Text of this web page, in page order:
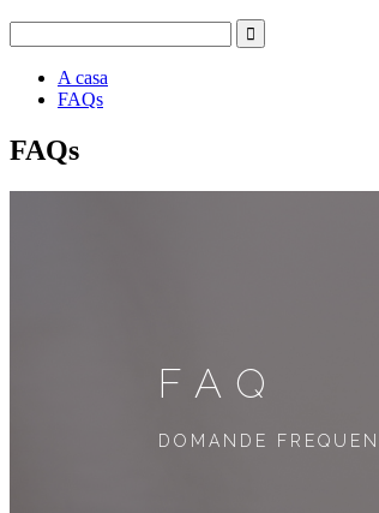
A casa
FAQs
FAQs
FAQ
DOMANDE